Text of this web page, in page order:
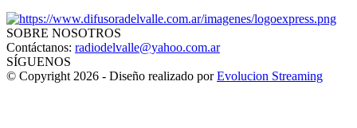
SOBRE NOSOTROS
Contáctanos: radiodelvalle@yahoo.com.ar
SÍGUENOS
© Copyright 2026 - Diseño realizado porEvolucion Streaming